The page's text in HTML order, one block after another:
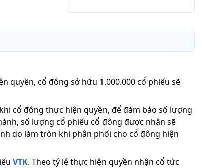
quyền, cổ đông sở hữu 1.000.000 cổ phiếu sẽ
cổ đông thực hiện quyền, để đảm bảo số lượng
số lượng cổ phiếu cổ đông được nhận sẽ
do làm tròn khi phân phối cho cổ đông hiện
VTK. Theo tỷ lệ thực hiện quyền nhận cổ tức